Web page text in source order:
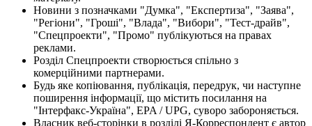
Новини з позначками "Думка", "Експертиза", "Заява",
"Регіони", "Гроші", "Влада", "Вибори", "Тест-драйв",
"Спецпроекти", "Промо" публікуються на правах
реклами.
Розділ Спецпроекти створюється спільно з
комерційними партнерами.
Будь яке копіювання, публікація, передрук, чи наступне
поширення інформації, що містить посилання на
"Інтерфакс-Україна", EPA / UPG, суворо забороняється.
Власник веб-сторінки в розділі Я-Корреспондент є автор